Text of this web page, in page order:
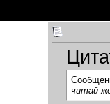
читай